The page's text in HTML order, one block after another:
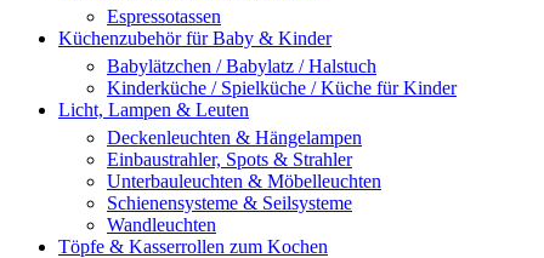
Espressotassen
Küchenzubehör für Baby & Kinder
Babylätzchen / Babylatz / Halstuch
Kinderküche / Spielküche / Küche für Kinder
Licht, Lampen & Leuten
Deckenleuchten & Hängelampen
Einbaustrahler, Spots & Strahler
Unterbauleuchten & Möbelleuchten
Schienensysteme & Seilsysteme
Wandleuchten
Töpfe & Kasserrollen zum Kochen